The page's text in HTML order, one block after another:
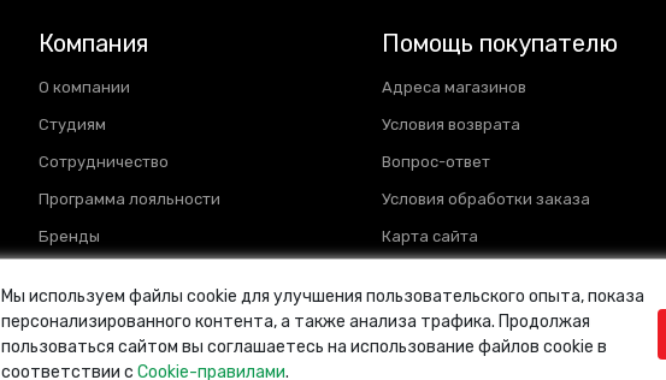
Компания
О компании
Студиям
Сотрудничество
Программа лояльности
Бренды
Новости
Блог
Помощь покупателю
Адреса магазинов
Условия возврата
Вопрос-ответ
Условия обработки заказа
Карта сайта
Мы используем файлы cookie для улучшения пользовательского опыта, показа
персонализированного контента, а также анализа трафика. Продолжая
пользоваться сайтом вы соглашаетесь на использование файлов cookie в
соответствии с Cookie-правилами.